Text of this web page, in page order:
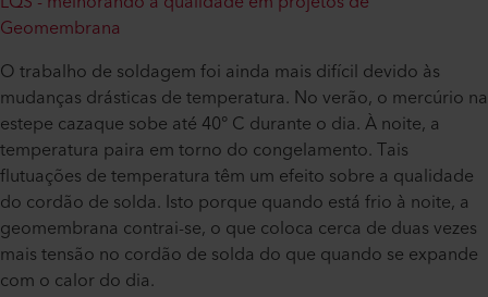
Geomembrana
O trabalho de soldagem foi ainda mais difícil devido às
mudanças drásticas de temperatura. No verão, o mercúrio na
estepe cazaque sobe até 40° C durante o dia. À noite, a
temperatura paira em torno do congelamento. Tais
flutuações de temperatura têm um efeito sobre a qualidade
do cordão de solda. Isto porque quando está frio à noite, a
geomembrana contrai-se, o que coloca cerca de duas vezes
mais tensão no cordão de solda do que quando se expande
com o calor do dia.